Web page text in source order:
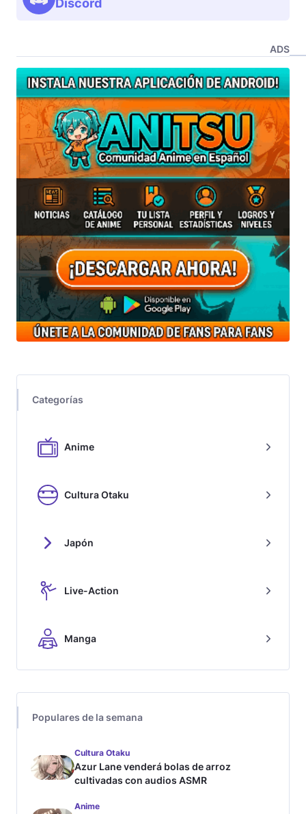
Discord
ADS
Categorías
Anime
Cultura Otaku
Japón
Live-Action
Manga
Populares de la semana
Cultura Otaku
Azur Lane venderá bolas de arroz
cultivadas con audios ASMR
Anime